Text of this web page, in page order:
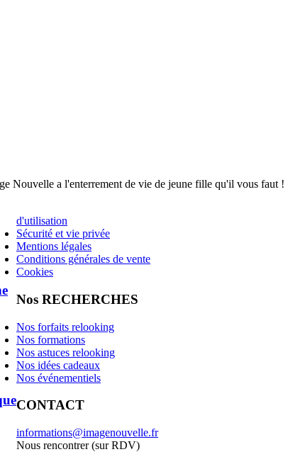
Nouvelle a l'enterrement de vie de jeune fille qu'il vous faut !
d'utilisation
Sécurité et vie privée
Mentions légales
Conditions générales de vente
Cookies
Nos RECHERCHES
Nos forfaits relooking
Nos formations
Nos astuces relooking
Nos idées cadeaux
Nos événementiels
CONTACT
informations@imagenouvelle.fr
Nous rencontrer (sur RDV)